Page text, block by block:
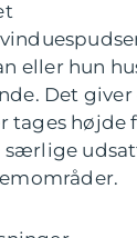
eller hun
Det
tages højde
særlige